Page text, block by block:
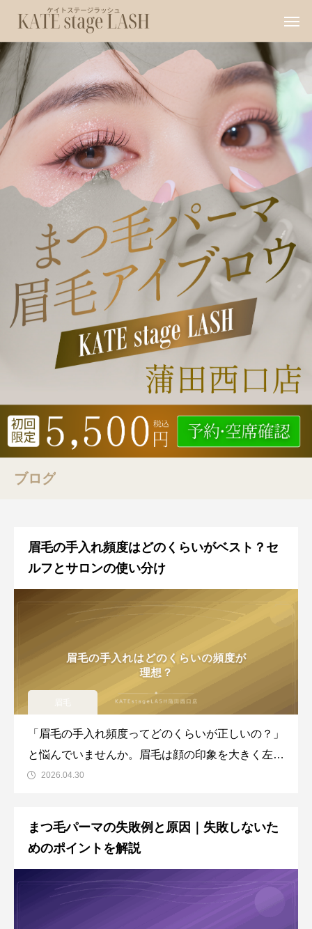
ブログ
眉毛の手入れ頻度はどのくらいがベスト？セ
ルフとサロンの使い分け
「眉毛の手入れ頻度ってどのくらいが正しいの？」
と悩んでいませんか。眉毛は顔の印象を大きく左右
するパーツですが、手入れの頻度やタイミングに迷
なってしまうリスクもあります。この記事では、ア
2026.04.30
まつ毛パーマの失敗例と原因｜失敗しないた
めのポイントを解説